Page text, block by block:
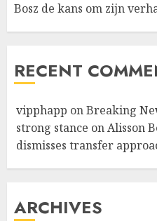
Bosz de kans om zijn
RECENT
vipphapp onBreaking
strong stance on Alisson
dismisses transfer
ARCHIVES